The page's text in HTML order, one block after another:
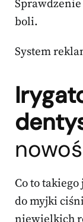
boli.
System
Co to
do myjki
niewielkich